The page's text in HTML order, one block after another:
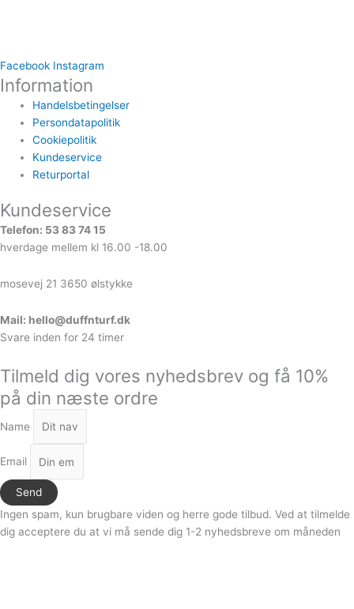
Facebook Instagram
Information
Handelsbetingelser
Persondatapolitik
Cookiepolitik
Kundeservice
Returportal
Kundeservice
Telefon: 53 83 74 15
hverdage mellem kl 16.00 -18.00
mosevej 21 3650 ølstykke
Mail: hello@duffnturf.dk
Svare inden for 24 timer
Tilmeld dig vores nyhedsbrev og få 10%
på din næste ordre
Name
Email
Send
Ingen spam, kun brugbare viden og herre gode tilbud. Ved at tilmelde
dig acceptere du at vi må sende dig 1-2 nyhedsbreve om måneden